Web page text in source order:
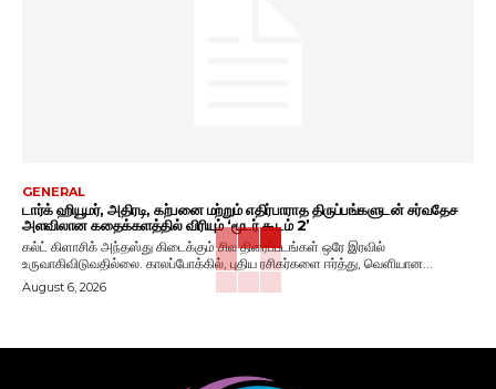
GENERAL
டார்க் ஹியூமர், அதிரடி, கற்பனை மற்றும் எதிர்பாராத திருப்பங்களுடன் சர்வதேச
அளவிலான கதைக்களத்தில் விரியும் ‘மூடர் கூடம் 2’
கல்ட் கிளாசிக் அந்தஸ்து கிடைக்கும் சில திரைப்படங்கள் ஒரே இரவில்
உருவாகிவிடுவதில்லை. காலப்போக்கில், புதிய ரசிகர்களை ஈர்த்து, வெளியான...
August 6, 2026